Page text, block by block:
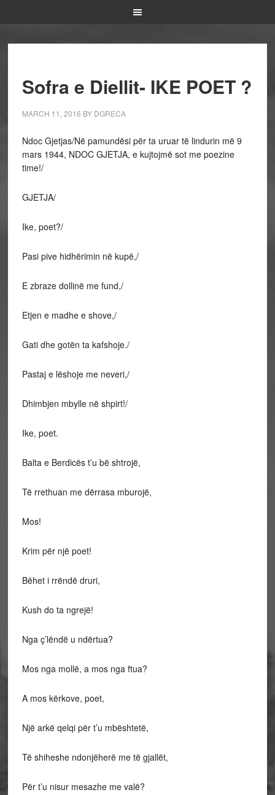
Sofra e Diellit- IKE POET ?
MARCH 11, 2016 BY DGRECA
Ndoc Gjetjas/Në pamundësi për ta uruar të lindurin më 9
mars 1944, NDOC GJETJA, e kujtojmë sot me poezine
time!/
GJETJA/
Ike, poet?/
Pasi pive hidhërimin në kupë,/
E zbraze dollinë me fund,/
Etjen e madhe e shove,/
Gati dhe gotën ta kafshoje./
Pastaj e lëshoje me neveri,/
Dhimbjen mbylle në shpirt!/
Ike, poet.
Balta e Berdicës t’u bë shtrojë,
Të rrethuan me dërrasa mburojë,
Mos!
Krim për një poet!
Bëhet i rrëndë druri,
Kush do ta ngrejë!
Nga ç’lëndë u ndërtua?
Mos nga mollë, a mos nga ftua?
A mos kërkove, poet,
Një arkë qelqi për t’u mbështetë,
Të shiheshe ndonjëherë me të gjallët,
Për t’u nisur mesazhe me valë?